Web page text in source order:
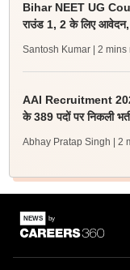
Bihar NEET UG
राउंड 1, 2 के लिए
Santosh Kumar | 2 mins
AAI Recruitment
के 389 पदों पर निकली
Abhay Pratap Singh | 2